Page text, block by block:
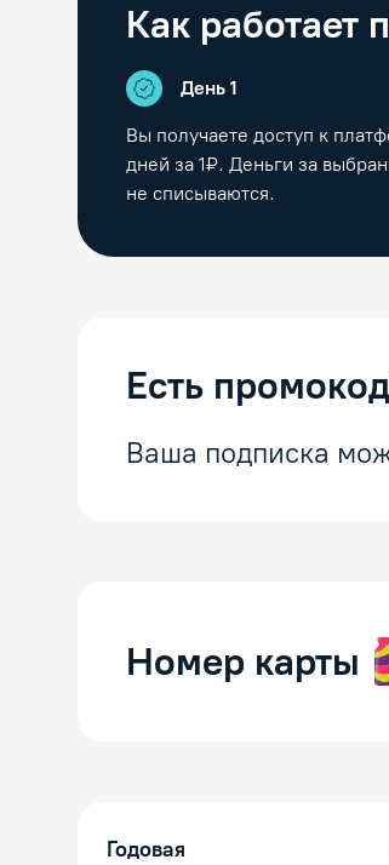
Как работает
День 1
Вы получаете доступ к
дней за 1₽. Деньги за
не списываются.
Есть
Ваша подписка
Номер карты
Годовая